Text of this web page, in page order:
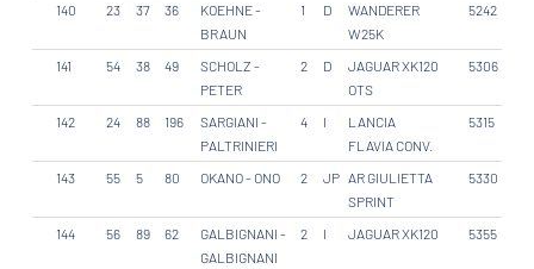
140 23 37 36
KOEHNE -
BRAUN
1 D
WANDERER
W25K
5242
141 54 38 49
SCHOLZ -
PETER
2 D
JAGUAR XK120
OTS
5306
142 24 88 196
SARGIANI -
PALTRINIERI
4 I
LANCIA
FLAVIA CONV.
5315
143 55 5 80 OKANO - ONO 2 JP AR GIULIETTA
SPRINT
5330
144 56 89 62
GALBIGNANI -
GALBIGNANI
2 I JAGUAR XK120 5355